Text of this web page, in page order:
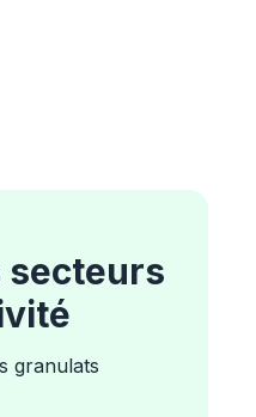
secteurs
granulats